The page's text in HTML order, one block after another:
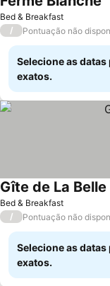
Bed & Breakfast
/ Pontuação não
Selecione as
exatos.
Bed & Breakfast
Gîte de La
/ Pontuação não
Selecione as
exatos.